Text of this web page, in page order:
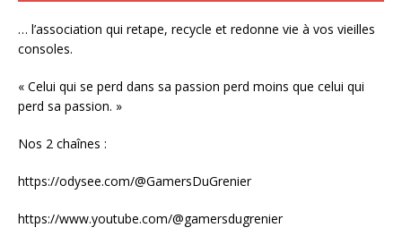
… l’association qui retape, recycle et redonne vie à vos vieilles
consoles.
« Celui qui se perd dans sa passion perd moins que celui qui
perd sa passion. »
Nos 2 chaînes :
https://odysee.com/@GamersDuGrenier
https://www.youtube.com/@gamersdugrenier